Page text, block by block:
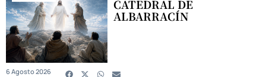
CATEDRAL DE
ALBARRACÍN
6 Agosto 2026